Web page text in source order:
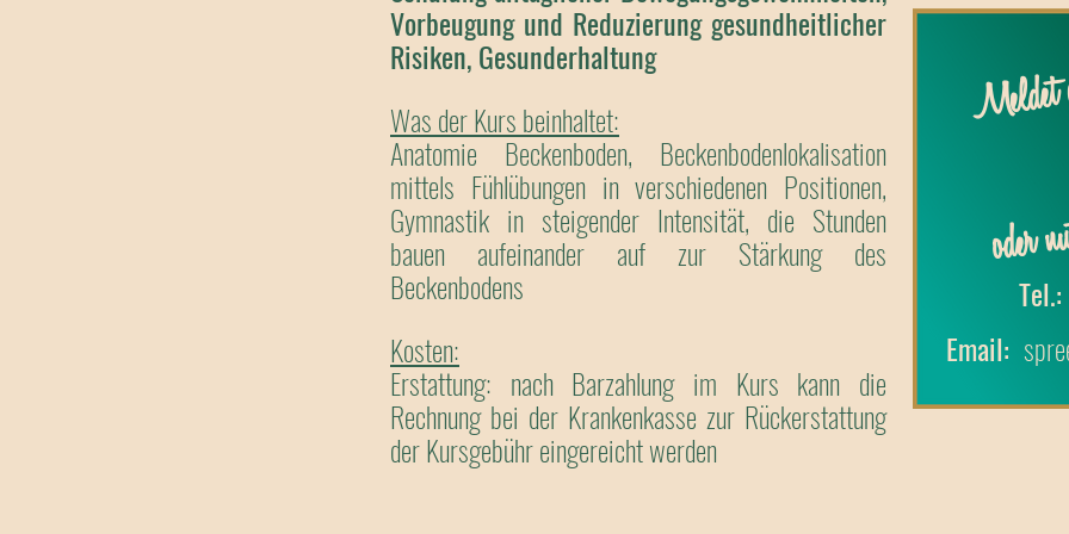
Vorbeugung und Reduzierung gesundheitlicher
Risiken, Gesunderhaltung
Was der Kurs beinhaltet:
Anatomie Beckenboden, Beckenbodenlokalisation
mittels Fühlübungen in verschiedenen Positionen,
Gymnastik in steigender Intensität, die Stunden
bauen aufeinander auf zur Stärkung des
Beckenbodens
Kosten:
Erstattung: nach Barzahlung im Kurs kann die
Rechnung bei der Krankenkasse zur Rückerstattung
der Kursgebühr eingereicht werden
Meldet
oder
Tel.:
Email: